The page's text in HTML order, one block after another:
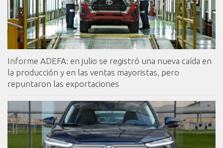
Informe ADEFA: en julio se registró una nueva caída en
la producción y en las ventas mayoristas, pero
repuntaron las exportaciones